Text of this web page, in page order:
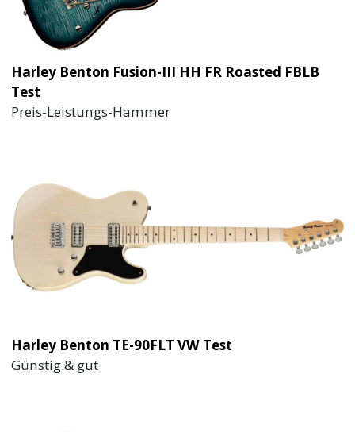
Harley Benton Fusion-III HH FR Roasted FBLB
Test
Preis-Leistungs-Hammer
Harley Benton TE-90FLT VW Test
Günstig & gut